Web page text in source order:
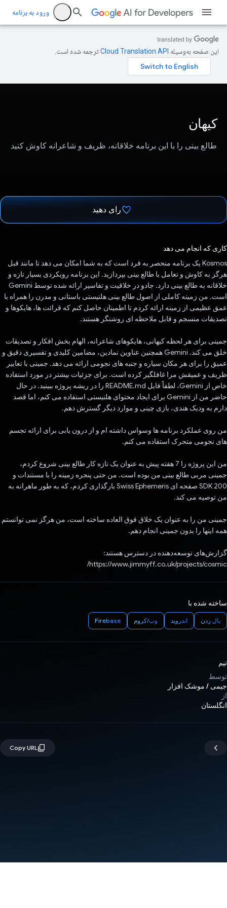
ورود به برنامه
این صفحه به‌وسیله ترجمه شده است.
کیهان
طالع بینی را با این برنامه خلاقانه، ظریف و شاعرانه کاوش کنید
رای دهید
کاری که انجام می دهد
Kosmos یک برنامه منحصر به فرد است که به شما امکان می دهد تا مانند قبل
هرگز به کاوش و تعامل با طالع بینی بپردازید. این برنامه رویکردی بسیار تازه و
خلاقانه به طالع بینی دارد. جادو در خلاقیت و تفاسیر ارائه شده توسط Gemini
است. من زمینه کاملی از اصول طالع بینی هلنیستی باستانی و مدرن را همراه با
عمق عظیمی از زمینه ارائه کردم تا اطمینان حاصل کنم که قرائت ها، هایکوها و
تصدیقات منسجم و قابل ملاحظه ای روشنگر هستند.
جمینی برای هر لحظه کیهانی، هایکوهای شاعرانه، الهام بخش افکار و تصدیقات
خلق می کند. Gemini همچنین عناوین نمادین، مضامین کلیدی و تفسیری دقیق و
عمیق را برای هر مکان سیاره و جنبه های نجومی ارائه می دهد. جمینی با تعابیر
ظریف و عمیقش مرا غافلگیر کرده است. برای جزئیات بیشتر در مورد استفاده
خاص از Gemini، لطفاً فایل README.md را در ریشه پروژه ببینید. در حال
حاضر من از Gemini برای ایجاد محتوای هلنیستی استفاده می کنم، اما قصد
دارم به ودیک هندی، بازی چینی و موارد دیگر گسترش دهم.
من روی عملکرد برنامه ها وسواس داشته ام و از درون یابی برای ارائه تجسم
های نجومی متحرک استفاده می کنم.
من این پروژه را 7 هفته پیش به عنوان یک تازه کار طالع بینی شروع کردم،
جمینی مربی طالع بینی من بوده است. من حتی پنجره زمینه را با مستندات و
SDK 200 صفحه ای Swiss Ephemeris بارگذاری کردم، که به طور ماهرانه به
من توصیه می کند.
جمینی من را به عنوان یک خلاق فوق العاده ساخته است، من هرگز نمی توانستم
همه اینها را بدون جمینی انجام دهم.
گزارش‌های توسعه‌دهنده در دسترس هستند:
https://www.jimmyff.co.uk/projects/cosmic/
ساخته شده با
بال زدن اندروید وب/کروم Firebase
تیم
توسط
جیمی / موشک افزار
از
انگلستان